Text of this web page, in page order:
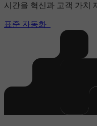
시간을 혁신과 고객 가치
표준 자동화